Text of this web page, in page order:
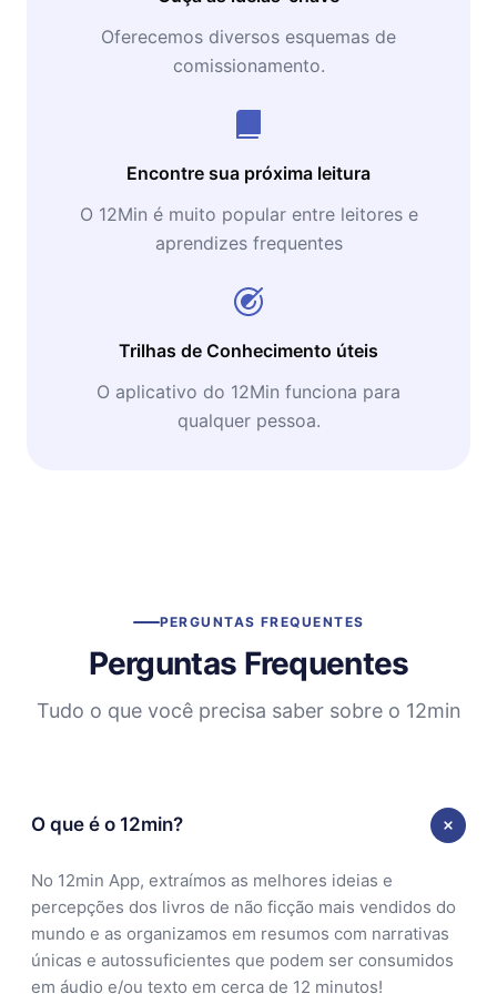
sendo psicólogo (e não economista).
Oferecemos diversos esquemas de
comissionamento.
Encontre sua próxima leitura
O 12Min é muito popular entre leitores e
aprendizes frequentes
Trilhas de Conhecimento úteis
O aplicativo do 12Min funciona para
qualquer pessoa.
PERGUNTAS FREQUENTES
Perguntas Frequentes
Tudo o que você precisa saber sobre o 12min
O que é o 12min?
No 12min App, extraímos as melhores ideias e
percepções dos livros de não ficção mais vendidos do
mundo e as organizamos em resumos com narrativas
únicas e autossuficientes que podem ser consumidos
em áudio e/ou texto em cerca de 12 minutos!